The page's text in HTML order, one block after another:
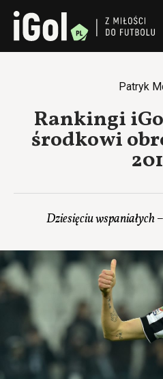
Patryk
Rankingi
środkowi
Dziesięciu wspaniałych